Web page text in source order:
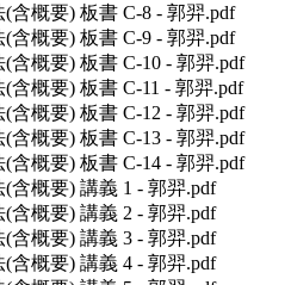
含概要) 板書 C-8 - 郭羿.pdf
含概要) 板書 C-9 - 郭羿.pdf
含概要) 板書 C-10 - 郭羿.pdf
含概要) 板書 C-11 - 郭羿.pdf
含概要) 板書 C-12 - 郭羿.pdf
含概要) 板書 C-13 - 郭羿.pdf
含概要) 板書 C-14 - 郭羿.pdf
含概要) 講義 1 - 郭羿.pdf
含概要) 講義 2 - 郭羿.pdf
含概要) 講義 3 - 郭羿.pdf
含概要) 講義 4 - 郭羿.pdf